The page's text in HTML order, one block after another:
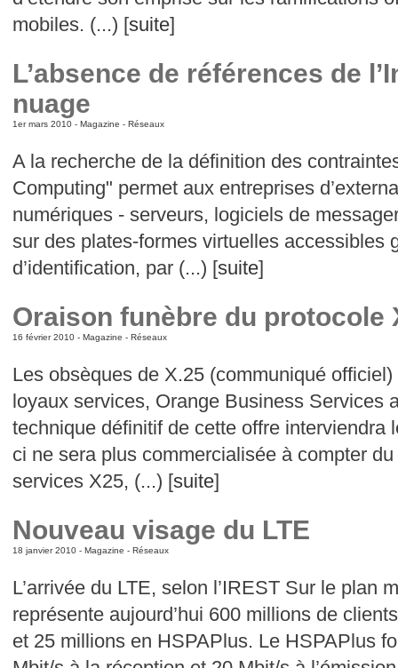
mobiles. (...) [suite]
L’absence de références de
nuage
1er mars 2010 - Magazine - Réseaux
A la recherche de la définition des
Computing" permet aux entreprises
numériques - serveurs, logiciels de
sur des plates-formes virtuelles accessibles
d’identification, par (...) [suite]
Oraison funèbre du protocole
16 février 2010 - Magazine - Réseaux
Les obsèques de X.25 (communiqué
loyaux services, Orange Business Services
technique définitif de cette offre interviendra
ci ne sera plus commercialisée à compter du
services X25, (...) [suite]
Nouveau visage du LTE
18 janvier 2010 - Magazine - Réseaux
L’arrivée du LTE, selon l’IREST Sur le plan
représente aujourd’hui 600 millions de
et 25 millions en HSPAPlus. Le HSPAPlus